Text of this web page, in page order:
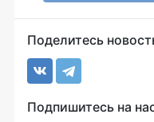
Поделитесь
Подпишитесь на